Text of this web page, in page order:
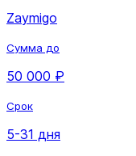
Zaymigo
Сумма до
50 000 ₽
Срок
5-31 дня